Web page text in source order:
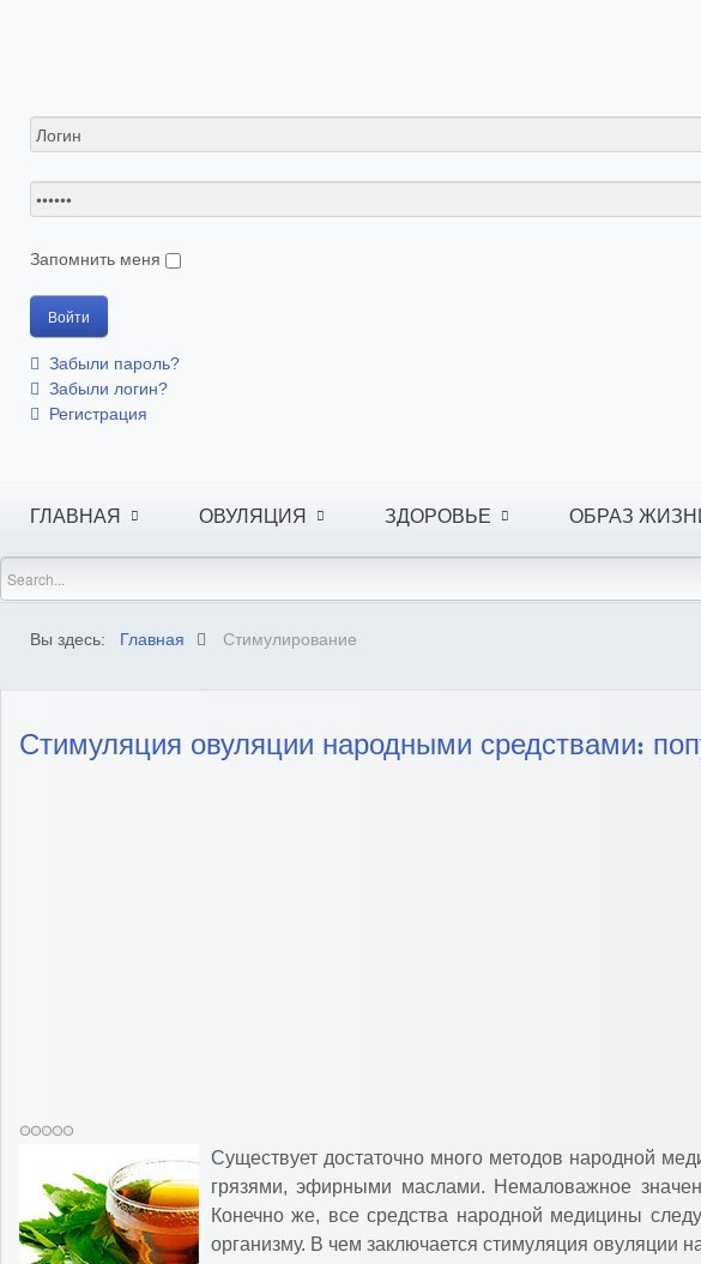
Запомнить меня
Забыли пароль?
Забыли логин?
Регистрация
ГЛАВНАЯ ОВУЛЯЦИЯ ЗДОРОВЬЕ ОБРАЗ
Вы здесь: Главная Стимулирование
Стимуляция овуляции народными средствами:
Существует достаточно много методов народной
грязями, эфирными маслами. Немаловажное
Конечно же, все средства народной медицины
организму. В чем заключается стимуляция овуляции